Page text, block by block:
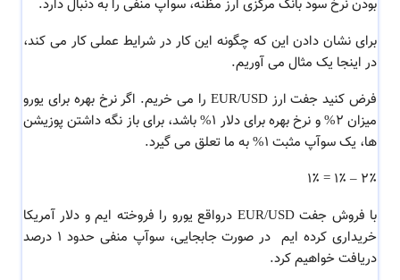
بودن نرخ سود بانک مرکزی ارز مظنه، سوآپ منفی را به دنبال دارد.
برای نشان دادن این که چگونه این کار در شرایط عملی کار می کند،
در اینجا یک مثال می آوریم.
فرض کنید جفت ارز EUR/USD را می خریم. اگر نرخ بهره برای یورو
میزان 2% و نرخ بهره برای دلار 1% باشد، برای باز نگه داشتن پوزیشن
ها، یک سوآپ مثبت 1% به ما تعلق می گیرد.
2٪ – 1٪ = 1٪
با فروش جفت EUR/USD درواقع یورو را فروخته ایم و دلار آمریکا
خریداری کرده ایم در صورت جابجایی، سوآپ منفی حدود 1 درصد
دریافت خواهیم کرد.